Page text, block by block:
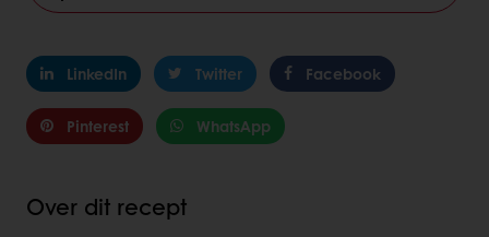
LinkedIn Twitter Facebook
Pinterest WhatsApp
Over dit recept